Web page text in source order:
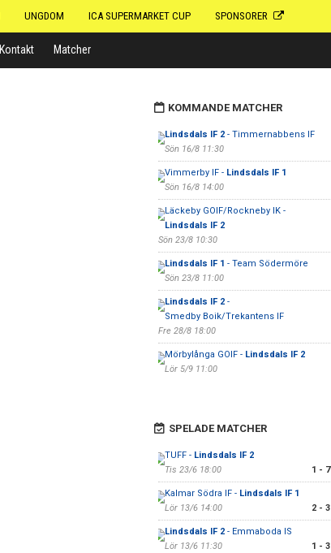
UNGDOM ICA SUPERMARKET CUP SPONSORER
Kontakt Matcher
KOMMANDE MATCHER
Lindsdals IF 2- Timmernabbens IF
Sön 16/8 11:30
Vimmerby IF - Lindsdals IF 1
Sön 16/8 14:00
Läckeby GOIF/Rockneby IK -
Lindsdals IF 2
Sön 23/8 10:30
Lindsdals IF 1 - Team Södermöre
Sön 23/8 11:00
Lindsdals IF 2-
Smedby Boik/Trekantens IF
Fre 28/8 18:00
Mörbylånga GOIF - Lindsdals IF 2
Lör 5/9 11:00
SPELADE MATCHER
TUFF - Lindsdals IF 2
Tis 23/6 18:00
1 - 7
Kalmar Södra IF - Lindsdals IF 1
Lör 13/6 14:00
2 - 3
Lindsdals IF 2- Emmaboda IS
Lör 13/6 11:30
1 - 3